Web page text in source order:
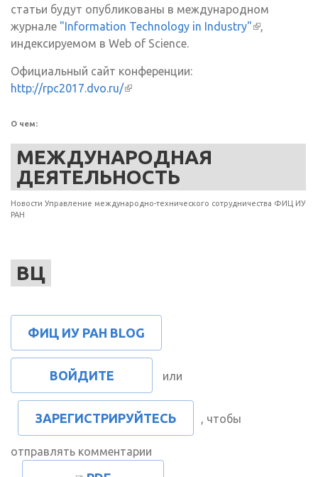
статьи будут опубликованы в международном
журнале "Information Technology in Industry"(внешняя
,
индексируемом в Web of Science.
Официальный сайт конференции:
http://rpc2017.dvo.ru/(внешняя ссылка)
О чем:
МЕЖДУНАРОДНАЯ
ДЕЯТЕЛЬНОСТЬ
Новости Управление международно-технического сотрудничества ФИЦ ИУ
РАН
ВЦ
ФИЦ ИУ РАН BLOG
ВОЙДИТЕ или
ЗАРЕГИСТРИРУЙТЕСЬ , чтобы
отправлять комментарии